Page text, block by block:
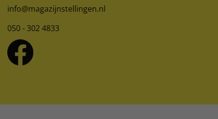
info@magazijnstellingen.nl
050 - 302 4833